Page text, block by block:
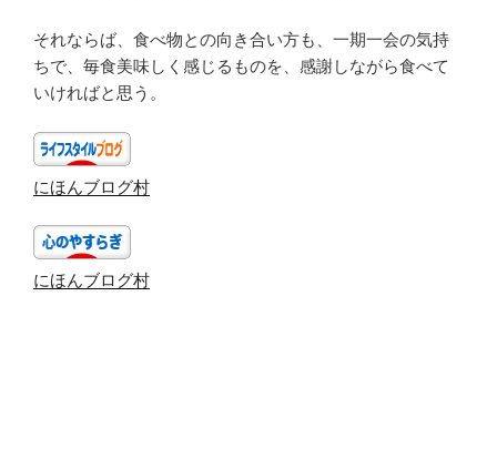
それならば、食べ物との向き合い方も、一期一会の気持
ちで、毎食美味しく感じるものを、感謝しながら食べて
いければと思う。
にほんブログ村
にほんブログ村